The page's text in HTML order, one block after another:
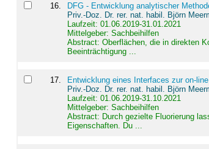
16
DFG - Entwicklung analytischer
Priv.-Doz. Dr. rer. nat. habil. Björn
Laufzeit: 01.06.2019-31.01.2021
Mittelgeber: Sachbeihilfen
Abstract:Oberflächen, die in direkten
Beeinträchtigung ...
17.
Entwicklung eines Interfaces zur on-
Priv.-Doz. Dr. rer. nat. habil. Björn
Laufzeit: 01.06.2019-31.10.2021
Mittelgeber: Sachbeihilfen
Abstract: Durch gezielte Fluorierung
Eigenschaften. Du ...